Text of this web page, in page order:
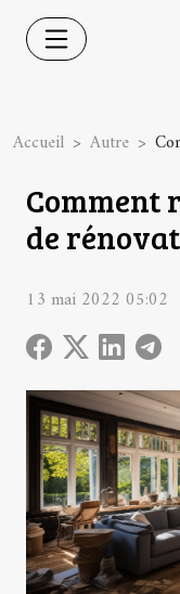
Accueil Autre
Comment
de
13 mai 2022 05:02